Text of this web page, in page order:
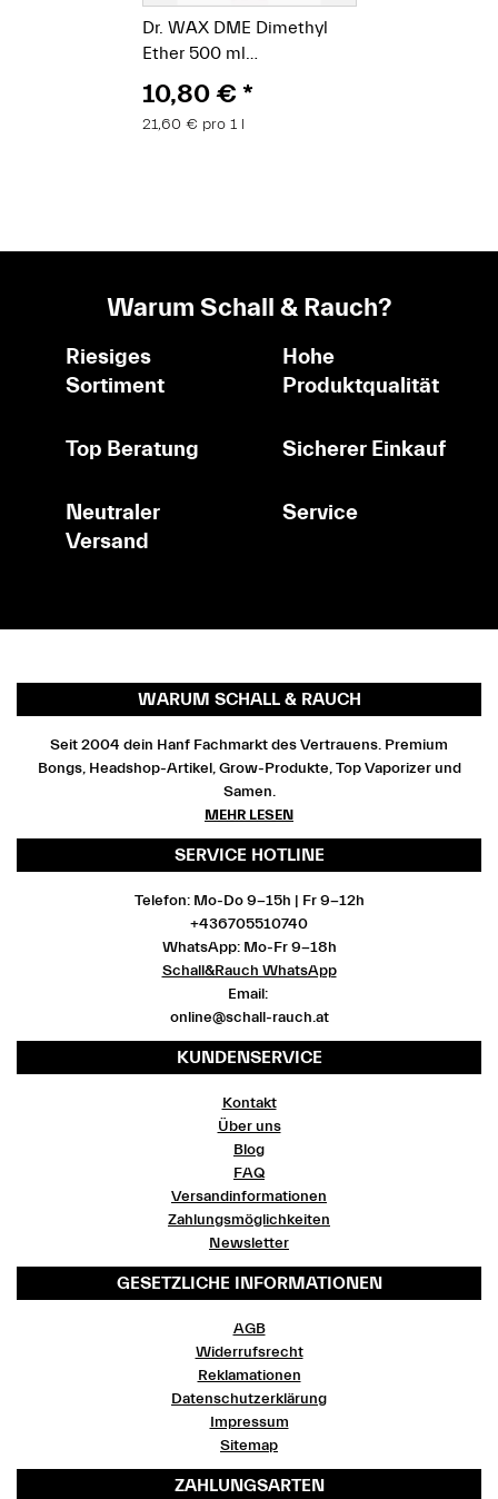
Dr. WAX DME Dimethyl
Ether 500 ml
10,80 €*
21,60 € pro 1 l
Warum Schall & Rauch?
Riesiges
Sortiment
Hohe
Produktqualität
Top Beratung Sicherer Einkauf
Neutraler
Versand
Service
WARUM SCHALL & RAUCH
Seit 2004 dein Hanf Fachmarkt des Vertrauens. Premium
Bongs, Headshop-Artikel, Grow-Produkte, Top Vaporizer und
Samen.
MEHR LESEN
SERVICE HOTLINE
Telefon: Mo-Do 9-15h | Fr 9-12h
+436705510740
WhatsApp: Mo-Fr 9-18h
Schall&Rauch WhatsApp
Email:
online@schall-rauch.at
KUNDENSERVICE
Kontakt
Über uns
Blog
FAQ
Versandinformationen
Zahlungsmöglichkeiten
Newsletter
GESETZLICHE INFORMATIONEN
AGB
Widerrufsrecht
Reklamationen
Datenschutzerklärung
Impressum
Sitemap
ZAHLUNGSARTEN